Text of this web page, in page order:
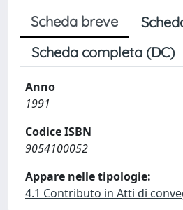
Scheda breve
Scheda completa (DC)
Anno
1991
Codice ISBN
9054100052
Appare nelle tipologie:
4.1 Contributo in Atti di